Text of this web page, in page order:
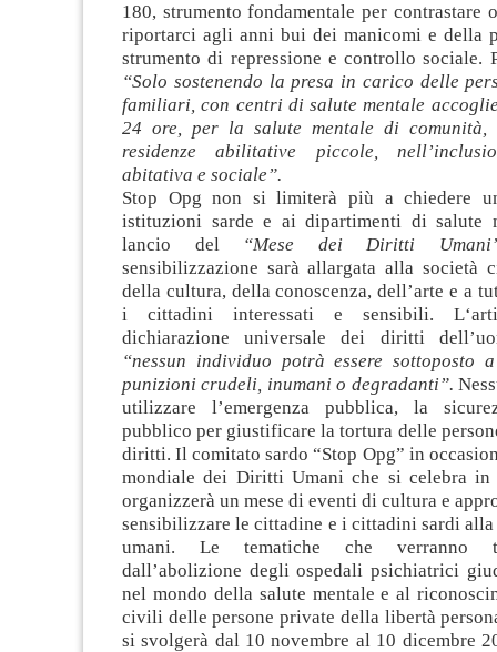
180, strumento fondamentale per contrastare
riportarci agli anni bui dei manicomi e della
strumento di repressione e controllo sociale.
“Solo sostenendo la presa in carico delle
familiari, con centri di salute mentale
24 ore, per la salute mentale di
residenze abilitative piccole,
abitativa e sociale”.
Stop Opg non si limiterà più a chiedere
istituzioni sarde e ai dipartimenti di salute
lancio del “Mese dei Diritti
sensibilizzazione sarà allargata alla società
della cultura, della conoscenza, dell’arte e a
i cittadini interessati e sensibili.
dichiarazione universale dei diritti
“nessun individuo potrà essere sottoposto
punizioni crudeli, inumani o degradanti”.
utilizzare l’emergenza pubblica, la
pubblico per giustificare la tortura delle
diritti. Il comitato sardo “Stop Opg” in
mondiale dei Diritti Umani che si celebra
organizzerà un mese di eventi di cultura e
sensibilizzare le cittadine e i cittadini sardi
umani. Le tematiche che verranno
dall’abolizione degli ospedali psichiatrici
nel mondo della salute mentale e al
civili delle persone private della libertà
si svolgerà dal 10 novembre al 10 dicembre